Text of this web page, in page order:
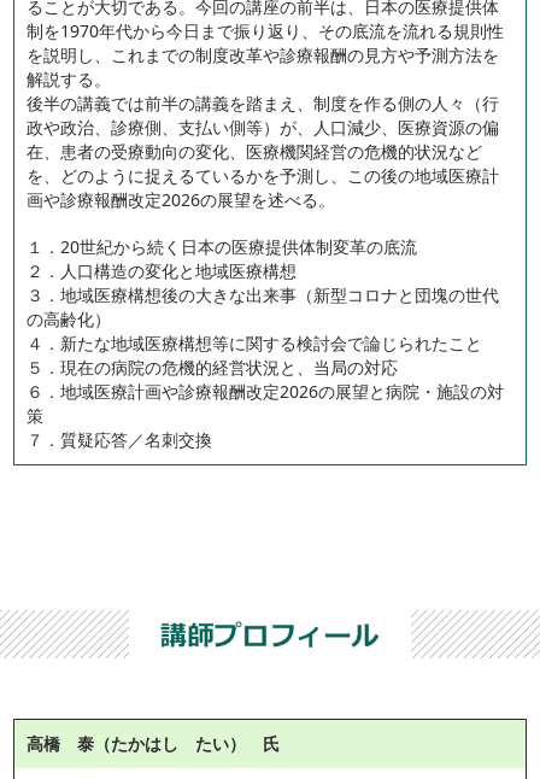
ることが大切である。今回の講座の前半は、日本の医療提供体
制を1970年代から今日まで振り返り、その底流を流れる規則性
を説明し、これまでの制度改革や診療報酬の見方や予測方法を
解説する。
後半の講義では前半の講義を踏まえ、制度を作る側の人々（行
政や政治、診療側、支払い側等）が、人口減少、医療資源の偏
在、患者の受療動向の変化、医療機関経営の危機的状況など
を、どのように捉えるているかを予測し、この後の地域医療計
画や診療報酬改定2026の展望を述べる。
１．20世紀から続く日本の医療提供体制変革の底流
２．人口構造の変化と地域医療構想
３．地域医療構想後の大きな出来事（新型コロナと団塊の世代
の高齢化）
４．新たな地域医療構想等に関する検討会で論じられたこと
５．現在の病院の危機的経営状況と、当局の対応
６．地域医療計画や診療報酬改定2026の展望と病院・施設の対
策
７．質疑応答／名刺交換
高橋 泰（たかはし たい） 氏